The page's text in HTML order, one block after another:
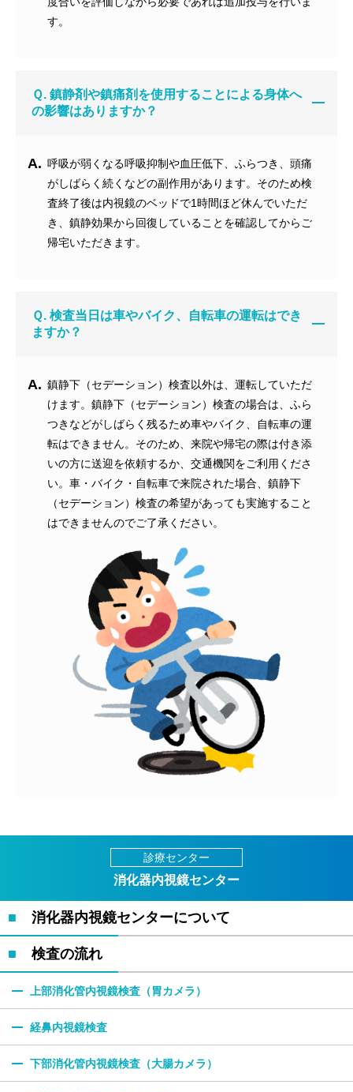
す。
Ｑ. 鎮静剤や鎮痛剤を使用することによる身体へ
の影響はありますか？
A. 呼吸が弱くなる呼吸抑制や血圧低下、ふらつき、頭痛
がしばらく続くなどの副作用があります。そのため検
査終了後は内視鏡のベッドで1時間ほど休んでいただ
き、鎮静効果から回復していることを確認してからご
帰宅いただきます。
Ｑ. 検査当日は車やバイク、自転車の運転はでき
ますか？
A. 鎮静下（セデーション）検査以外は、運転していただ
けます。鎮静下（セデーション）検査の場合は、ふら
つきなどがしばらく残るため車やバイク、自転車の運
転はできません。そのため、来院や帰宅の際は付き添
いの方に送迎を依頼するか、交通機関をご利用くださ
い。車・バイク・自転車で来院された場合、鎮静下
（セデーション）検査の希望があっても実施すること
はできませんのでご了承 ください。
診療センター
消化器内視鏡センター
消化器内視鏡センターについて
検査の流れ
上部消化管内視鏡検査（胃カメラ）
経鼻内視鏡検査
下部消化管内視鏡検査（大腸カメラ）